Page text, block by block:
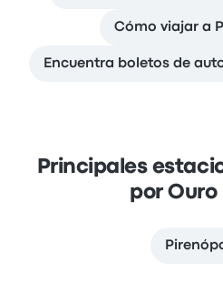
Cómo viajar a
Encuentra boletos de
Principales
por Ouro